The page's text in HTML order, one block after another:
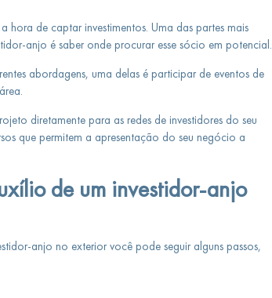
hora de captar investimentos. Uma das partes mais
anjo é saber onde procurar esse sócio em potencial.
abordagens, uma delas é participar de eventos de
diretamente para as redes de investidores do seu
que permitem a apresentação do seu negócio a
de um investidor-anjo
anjo no exterior você pode seguir alguns passos,